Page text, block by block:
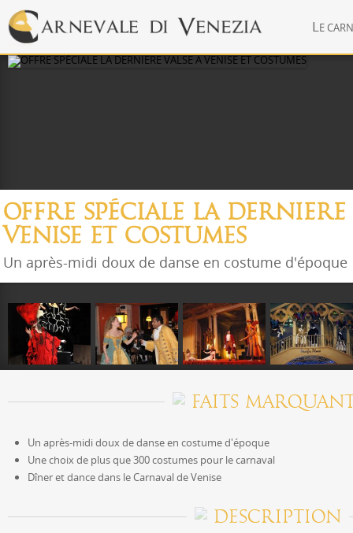
LE
OFFRE SPÉCIALE LA DERNIERE
VENISE ET COSTUMES
Un après-midi doux de danse en costume d'époque
FAITS
Un après-midi doux de danse en costume d'époque
Une choix de plus que 300 costumes pour le carnaval
Dîner et dance dans le Carnaval de Venise
DESCRIPTION